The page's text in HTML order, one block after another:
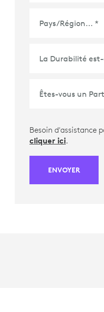
Besoin d'assistance
cliquer ici.
ENVOYER